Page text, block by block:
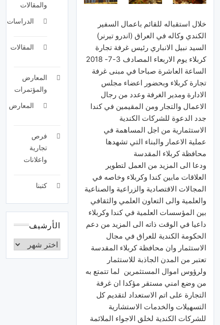
خلال استقباله للقائم باعمال السفير
الكندي وكاله في العراق (اندرو تيرنر)
السيد نبيل الانباري رئيس غرفة تجارة
كربلاء يوم الاربعاء المصادف 3-7- 2018
الساعة العاشرة صباحا في مبنى غرفة
تجارة كربلاء وبحضور اعضاء مجلس
الادارة ومدير الغرفة وعدد من رجال
الاعمال والتجار ومن المقيمين في كندا
جدد الدعوة للشركات الكندية
الاستثمارية من اجل المساهمة في
عملية الاعمار والبناء التي تشهدها
محافظة كربلاء المقدسة
ودعا الى المزيد من العمل لتطوير
العلاقات مابين كندا وكربلاء وخاصه في
المجالات الاقتصادية والزراعية والصناعية
والعلمية والى التعاون العلمي والثقافي
بين المؤسسات العلمية في كندا وكربلاء
داعيا في الوقت ذاته الى المزيد من دعم
الحكومة الكندية للعراق في مجال
الاستثمار وان محافظة كربلاء المقدسة
تعتبر من المدن الجاذبة للاستثمار
ولرؤوس اموال المستثمرين لما تتمتع به
من وضع امني مستقر مؤكدا ان غرفة
التجارة على اتم الاستعداد لتقديم كل
التسهيلات والخدمات الاستشارية
للشركات الكندية لخلق الاجواء الملائمة
والمقالات
الدراسات
المقالات
المعارض
والمؤتمرات
المعارض
فرص
تجارية
واعلانات
كتبنا
الأرشيف